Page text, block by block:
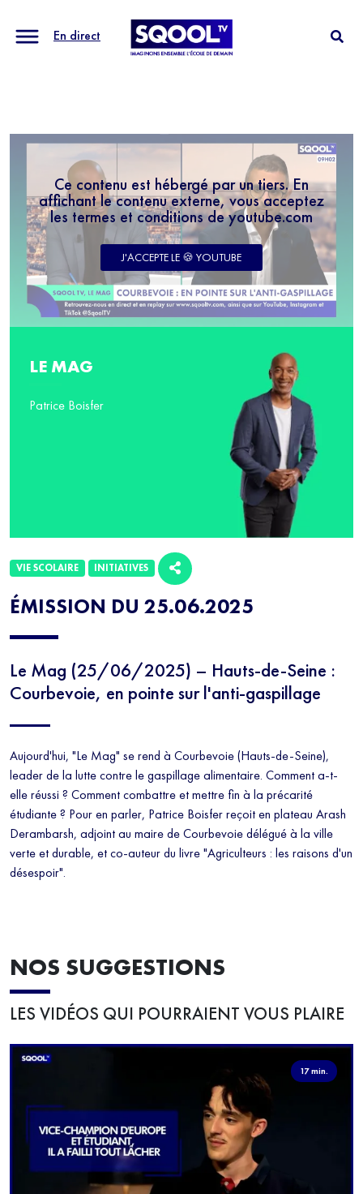
En direct
Ce contenu est hébergé par un tiers. En
affichant le contenu externe, vous acceptez
les termes et conditions de youtube.com
J'ACCEPTE LE 🍪 YOUTUBE
ÉMISSION DU 25.06.2025
Le Mag (25/06/2025) – Hauts-de-Seine :
Courbevoie, en pointe sur l'anti-gaspillage
Aujourd'hui, "Le Mag" se rend à Courbevoie (Hauts-de-Seine),
leader de la lutte contre le gaspillage alimentaire. Comment a-t-
elle réussi ? Comment combattre et mettre fin à la précarité
étudiante ? Pour en parler, Patrice Boisfer reçoit en plateau Arash
Derambarsh, adjoint au maire de Courbevoie délégué à la ville
verte et durable, et co-auteur du livre "Agriculteurs : les raisons d'un
désespoir".
VIE SCOLAIRE INITIATIVES
LE MAG
Patrice Boisfer
NOS SUGGESTIONS
LES VIDÉOS QUI POURRAIENT VOUS PLAIRE
17 min.